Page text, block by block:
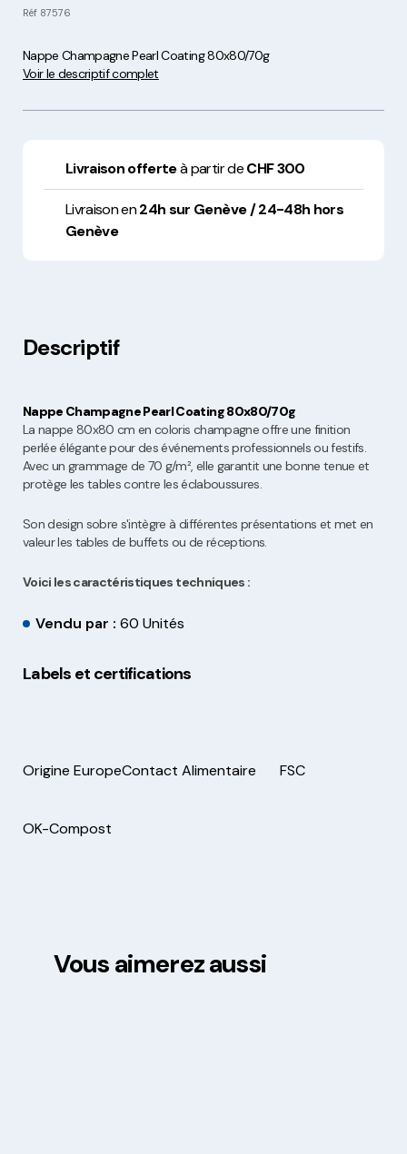
Réf 87576
Nappe Champagne Pearl Coating 80x80/70g
Voir le descriptif complet
Livraison offerteà partir deCHF 300
Livraison en24h sur Genève / 24-48h hors
Genève
Descriptif
Nappe Champagne Pearl Coating 80x80/70g
La nappe 80x80 cm en coloris champagne offre une finition
perlée élégante pour des événements professionnels ou festifs.
Avec un grammage de 70 g/m², elle garantit une bonne tenue et
protège les tables contre les éclaboussures.
Son design sobre s'intègre à différentes présentations et met en
valeur les tables de buffets ou de réceptions.
Voici les caractéristiques techniques :
Vendu par : 60 Unités
Labels et certifications
Origine EuropeContact Alimentaire FSC
OK-Compost
Vous aimerez aussi